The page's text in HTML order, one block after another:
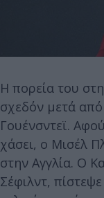
Η πορεία του
σχεδόν μετά
Γουένσντεϊ.
χάσει, ο Μισέλ
στην Αγγλία. Ο
Σέφιλντ,